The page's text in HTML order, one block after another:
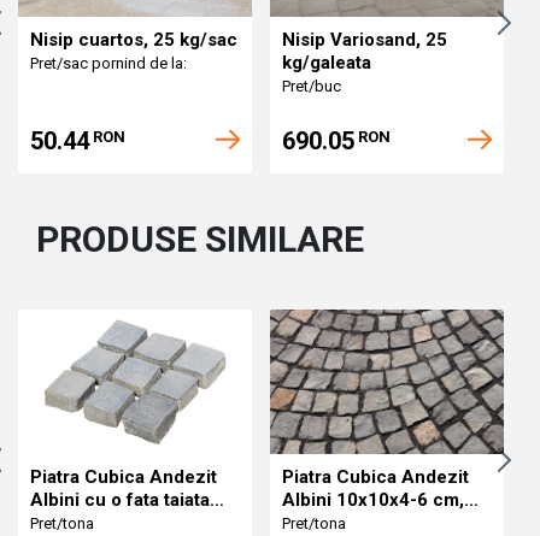
Nisip cuartos, 25 kg/sac
Pret/sac pornind de la:
50.44 RON
Nisip Variosand, 25
kg/galeata
Pret/buc
690.05 RON
PRODUSE SIMILARE
Piatra Cubica Andezit
Albini cu o fata taiata
15x15x6-8 cm, Natur
Pret/tona
Piatra Cubica Andezit
Albini 10x10x4-6 cm,
Natur
Pret/tona